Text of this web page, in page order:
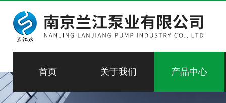
首页 关于我们 产品中心